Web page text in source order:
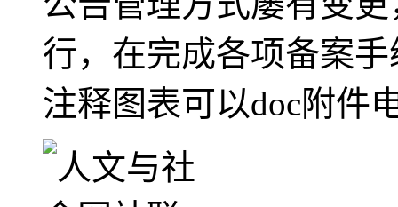
行，在完成各项备案
注释图表可以doc附件